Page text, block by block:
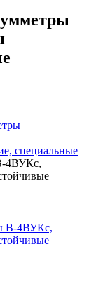
специальные
4ВУКс,